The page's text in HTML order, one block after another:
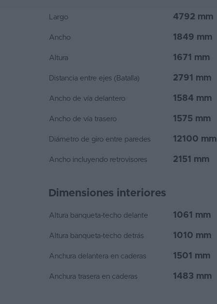
Largo 4792 mm
Ancho 1849 mm
Altura 1671 mm
Distancia entre ejes (Batalla) 2791 mm
Ancho de vía delantero 1584 mm
Ancho de vía trasero 1575 mm
Diámetro de giro entre paredes 12100 mm
Ancho incluyendo retrovisores 2151 mm
Altura banqueta-techo delante 1061 mm
Altura banqueta-techo detrás 1010 mm
Anchura delantera en caderas 1501 mm
Anchura trasera en caderas 1483 mm
Dimensiones interiores